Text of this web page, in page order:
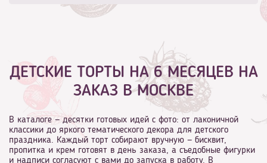
ДЕТСКИЕ ТОРТЫ НА 6 МЕСЯЦЕВ НА
ЗАКАЗ В МОСКВЕ
В каталоге — десятки готовых идей с фото: от лаконичной
классики до яркого тематического декора для детского
праздника. Каждый торт собирают вручную — бисквит,
пропитка и крем готовят в день заказа, а съедобные фигурки
и надписи согласуют с вами до запуска в работу. В